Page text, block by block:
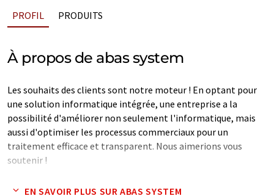
PROFIL PRODUITS
À propos de abas system
Les souhaits des clients sont notre moteur ! En optant pour
une solution informatique intégrée, une entreprise a la
possibilité d'améliorer non seulement l'informatique, mais
aussi d'optimiser les processus commerciaux pour un
traitement efficace et transparent. Nous aimerions vous
soutenir !
Note: Cet article a été traduit à l'aide d'un système
EN SAVOIR PLUS SUR ABAS SYSTEM